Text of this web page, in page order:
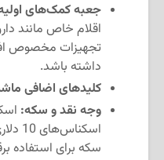
جعبه کمک‌های
اقلام خاص مانند
تجهیزات مخصوص
داشته باشد.
کلیدهای اضافی
وجه نقد و سکه:
سکه برای استفاده